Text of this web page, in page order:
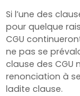
Si l’une des
pour quelque
CGU
ne pas se
clause des
renonciation à
ladite clause.